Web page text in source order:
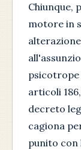
Chiunque,
motore in
psicotrope
articoli
decreto
cagiona
punito con